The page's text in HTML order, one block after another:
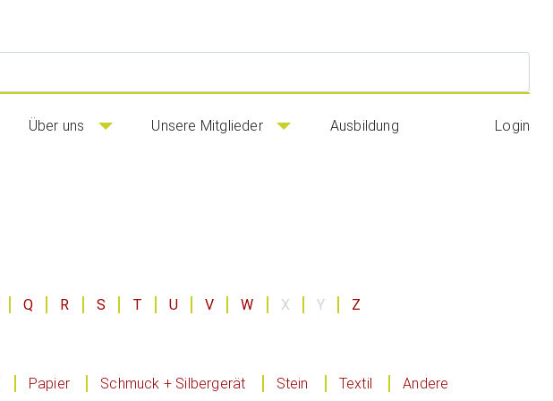
Über uns Unsere Mitglieder Ausbildung Login
Q R S T U V W X Y Z
Papier Schmuck + Silbergerät Stein Textil
Andere